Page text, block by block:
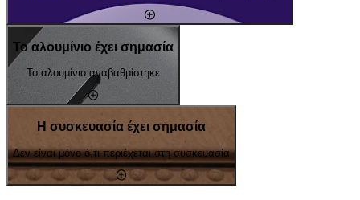
Το αλουμίνιο έχει σημασία
Το αλουμίνιο αναβαθμίστηκε
Η συσκευασία έχει σημασία
Δεν είναι μόνο ό,τι περιέχεται στη συσκευασία